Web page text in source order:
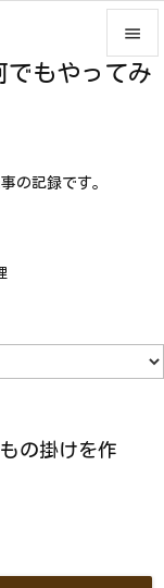


でもやってみ
の記録です。
の掛けを作